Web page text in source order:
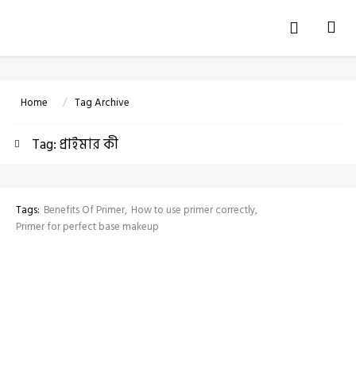
Home Tag Archive
Tag: প্রাইমার কী
Tags: Benefits Of Primer How to use primer correctly
Primer for perfect base makeup